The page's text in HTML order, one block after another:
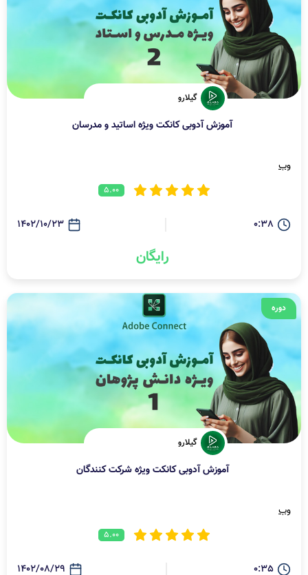
گیلارو
آموزش آدوبی کانکت ویژه اساتید و مدرسان
وب
5.00
0:38
1402/10/23
رایگان
دوره
گیلارو
آموزش آدوبی کانکت ویژه شرکت کنندگان
وب
5.00
0:35
1402/08/29